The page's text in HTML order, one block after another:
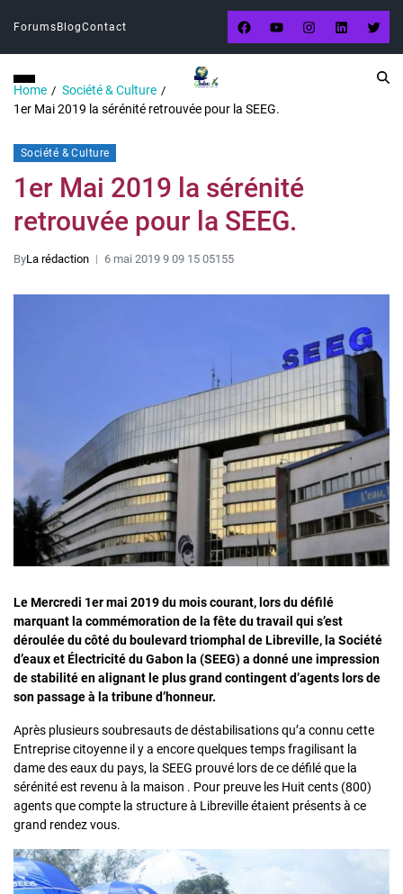
Forums BlogContact
Home
Société & Culture
1er Mai 2019 la sérénité retrouvée pour la SEEG.
Société & Culture
1er Mai 2019 la sérénité
retrouvée pour la SEEG.
ByLa rédaction 6 mai 2019 9 09 15 05155
Le Mercredi 1er mai 2019 du mois courant, lors du défilé
marquant la commémoration de la fête du travail qui s’est
déroulée du côté du boulevard triomphal de Libreville, la Société
d’eaux et Électricité du Gabon la (SEEG) a donné une impression
de stabilité en alignant le plus grand contingent d’agents lors de
son passage à la tribune d’honneur.
Après plusieurs soubresauts de déstabilisations qu’a connu cette
Entreprise citoyenne il y a encore quelques temps fragilisant la
dame des eaux du pays, la SEEG prouvé lors de ce défilé que la
sérénité est revenu à la maison . Pour preuve les Huit cents (800)
agents que compte la structure à Libreville étaient présents à ce
grand rendez vous.